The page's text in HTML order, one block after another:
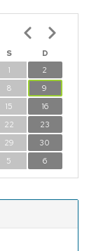
S
D
1
2
8
9
15
16
22
23
29
30
5 6
Pagination